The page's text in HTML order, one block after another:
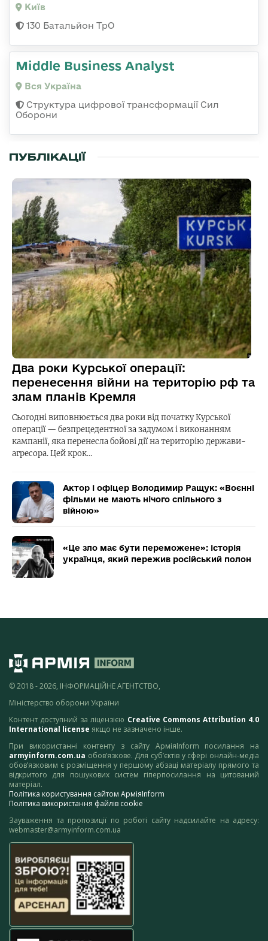
Київ
130 Батальйон ТрО
Middle Business Analyst
Вся Україна
Структура цифрової трансформації Сил
Оборони
ПУБЛІКАЦІЇ
Два роки Курської операції:
перенесення війни на територію рф та
злам планів Кремля
Сьогодні виповнюється два роки від початку Курської
операції — безпрецедентної за задумом і виконанням
кампанії, яка перенесла бойові дії на територію держави-
агресора. Цей крок…
Актор і офіцер Володимир Ращук: «Воєнні
фільми не мають нічого спільного з
війною»
«Це зло має бути переможене»: історія
українця, який пережив російський полон
© 2018 - 2026, ІНФОРМАЦІЙНЕ АГЕНТСТВО,
Міністерство оборони України
Контент доступний за ліцензією Creative Commons Attribution 4.0
International license якщо не зазначено інше.
При використанні контенту з сайту АрміяInform посилання на
armyinform.com.ua обов’язкове. Для суб’єктів у сфері онлайн-медіа
обов’язковим є розміщення у першому абзаці матеріалу прямого та
відкритого для пошукових систем гіперпосилання на цитований
матеріал.
Політика користування сайтом АрміяInform
Політика використання файлів cookie
Зауваження та пропозиції по роботі сайту надсилайте на адресу:
webmaster@armyinform.com.ua